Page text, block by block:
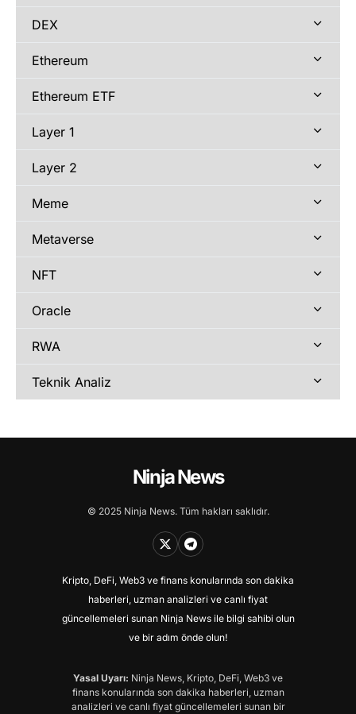
DEX
Ethereum
Ethereum ETF
Layer 1
Layer 2
Meme
Metaverse
NFT
Oracle
RWA
Teknik Analiz
Ninja News
© 2025 Ninja News. Tüm hakları saklıdır.
Kripto, DeFi, Web3 ve finans konularında son dakika
haberleri, uzman analizleri ve canlı fiyat
güncellemeleri sunan Ninja News ile bilgi sahibi olun
ve bir adım önde olun!
Yasal Uyarı: Ninja News, Kripto, DeFi, Web3 ve
finans konularında son dakika haberleri, uzman
analizleri ve canlı fiyat güncellemeleri sunan bir